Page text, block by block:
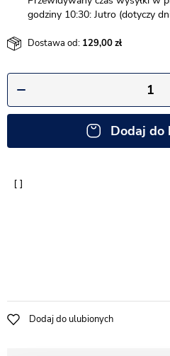
godziny 10:30: Jutro (dotyczy
Dostawa od: 129,00
Dodaj do
Dodaj do ulubionych